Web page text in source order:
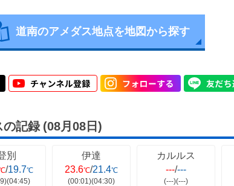
道南のアメダス地点を地図から探す
の記録 (08月08日)
別
/19.7℃
(04:45)
伊達
23.6℃/21.4℃
(00:01)(04:30)
カルルス
---/---
(---)(---)